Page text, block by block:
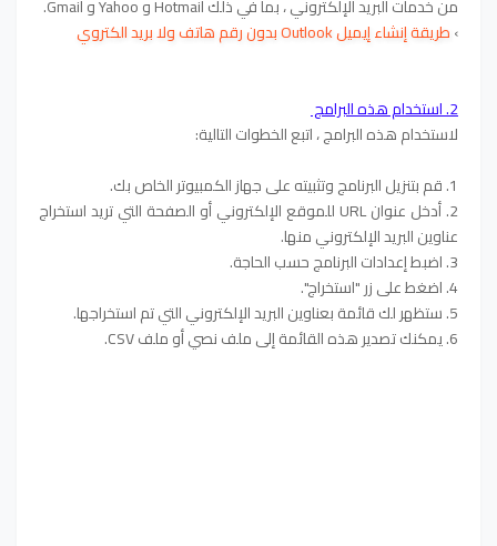
من خدمات البريد الإلكتروني ، بما في ذلك Hotmail و Yahoo و Gmail.
›طريقة إنشاء إيميل Outlook بدون رقم هاتف ولا بريد الكتروي
2. استخدام هذه البرامج
لاستخدام هذه البرامج ، اتبع الخطوات التالية:
1. قم بتنزيل البرنامج وتثبيته على جهاز الكمبيوتر الخاص بك.
2. أدخل عنوان URL للموقع الإلكتروني أو الصفحة التي تريد استخراج
عناوين البريد الإلكتروني منها.
3. اضبط إعدادات البرنامج حسب الحاجة.
4. اضغط على زر "استخراج".
5. ستظهر لك قائمة بعناوين البريد الإلكتروني التي تم استخراجها.
6. يمكنك تصدير هذه القائمة إلى ملف نصي أو ملف CSV.